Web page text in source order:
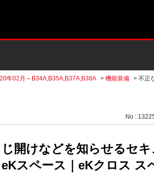
年02月～B34A,B35A,B37A,B38A > 機能装備 > 不正
No :
開けなどを知らせるセ
eKスペース｜eKクロス ス